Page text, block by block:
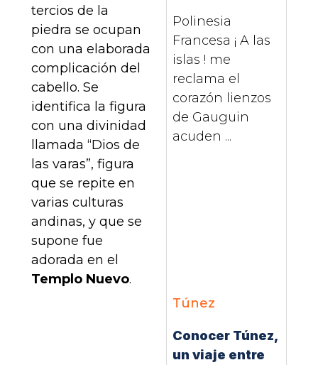
tercios de la
piedra se ocupan
con una elaborada
complicación del
cabello. Se
identifica la figura
con una divinidad
llamada “Dios de
las varas”, figura
que se repite en
varias culturas
andinas, y que se
supone fue
adorada en el
Templo Nuevo.
Polinesia
Francesa ¡ A las
islas ! me
reclama el
corazón lienzos
de Gauguin
acuden ...
Túnez
Conocer Túnez,
un viaje entre